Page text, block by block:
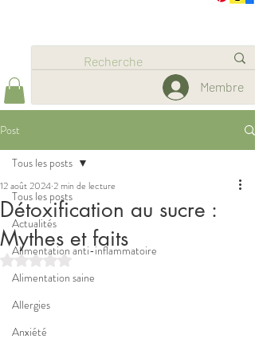
Membre
Post
Tous les posts
Actualités
Alimentation anti-inflammatoire
Alimentation saine
Allergies
Anxiété
Tous les posts
Détoxification au sucre :
Mythes et faits
12 août 20242 min de lecture
Noté NaN étoiles sur 5.